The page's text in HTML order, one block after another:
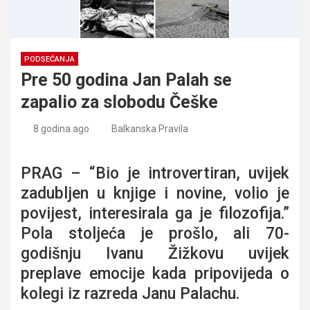
PODSEĆANJA
Pre 50 godina Jan Palah se
zapalio za slobodu Češke
8 godina ago Balkanska Pravila
PRAG – “Bio je introvertiran, uvijek
zadubljen u knjige i novine, volio je
povijest, interesirala ga je filozofija.”
Pola stoljeća je prošlo, ali 70-
godišnju Ivanu Žižkovu uvijek
preplave emocije kada pripovijeda o
kolegi iz razreda Janu Palachu.